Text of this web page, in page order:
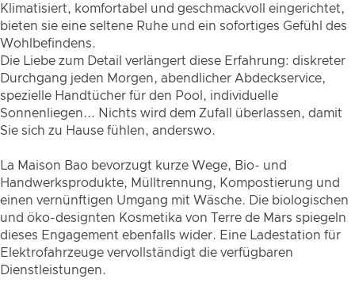
Klimatisiert, komfortabel und geschmackvoll eingerichtet,
bieten sie eine seltene Ruhe und ein sofortiges Gefühl des
Wohlbefindens.
Die Liebe zum Detail verlängert diese Erfahrung: diskreter
Durchgang jeden Morgen, abendlicher Abdeckservice,
spezielle Handtücher für den Pool, individuelle
Sonnenliegen... Nichts wird dem Zufall überlassen, damit
Sie sich zu Hause fühlen, anderswo.
La Maison Bao bevorzugt kurze Wege, Bio- und
Handwerksprodukte, Mülltrennung, Kompostierung und
einen vernünftigen Umgang mit Wäsche. Die biologischen
und öko-designten Kosmetika von Terre de Mars spiegeln
dieses Engagement ebenfalls wider. Eine Ladestation für
Elektrofahrzeuge vervollständigt die verfügbaren
Dienstleistungen.